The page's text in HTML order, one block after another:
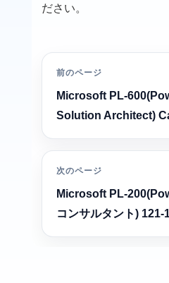
ださい。
前のページ
Microsoft PL-
Solution Architect)
次のページ
Microsoft PL-
コンサルタント) 121-